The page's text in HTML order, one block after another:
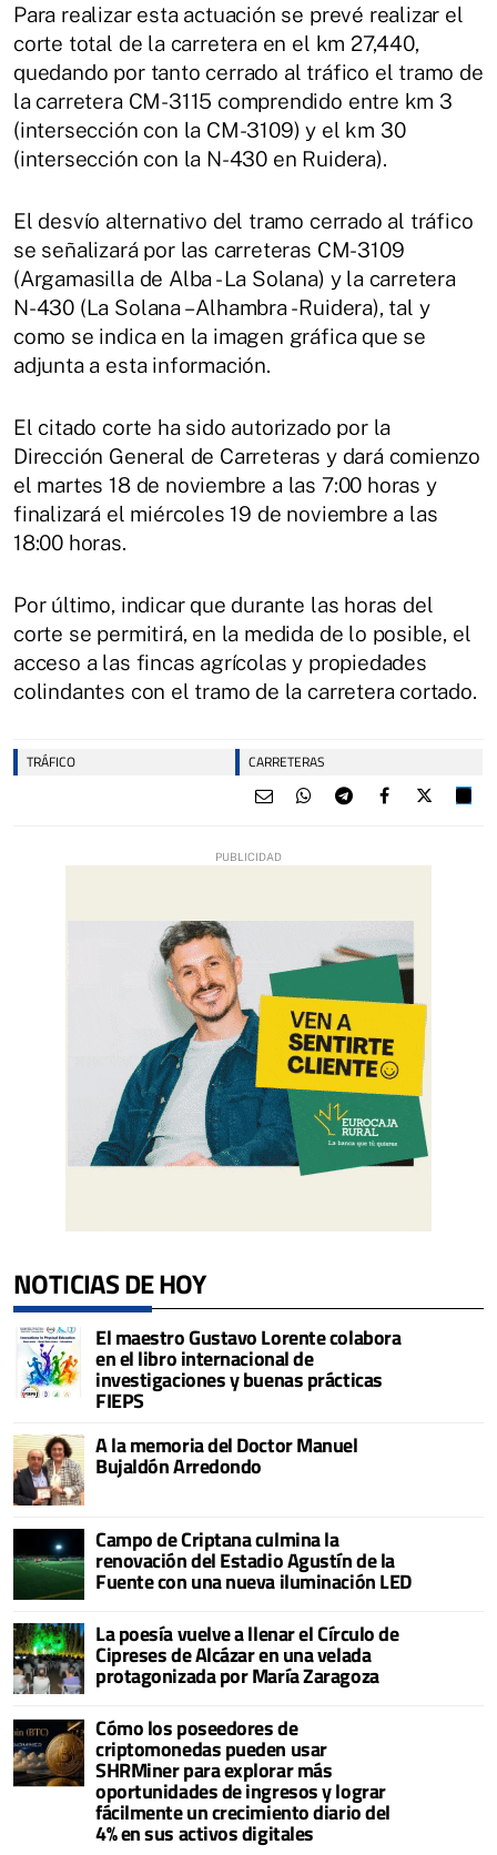
Para realizar esta actuación se prevé realizar el
corte total de la carretera en el km 27,440,
quedando por tanto cerrado al tráfico el tramo de
la carretera CM-3115 comprendido entre km 3
(intersección con la CM-3109) y el km 30
(intersección con la N-430 en Ruidera).
El desvío alternativo del tramo cerrado al tráfico
se señalizará por las carreteras CM-3109
(Argamasilla de Alba - La Solana) y la carretera
N-430 (La Solana – Alhambra - Ruidera), tal y
como se indica en la imagen gráfica que se
adjunta a esta información.
El citado corte ha sido autorizado por la
Dirección General de Carreteras y dará comienzo
el martes 18 de noviembre a las 7:00 horas y
finalizará el miércoles 19 de noviembre a las
18:00 horas.
Por último, indicar que durante las horas del
corte se permitirá, en la medida de lo posible, el
acceso a las fincas agrícolas y propiedades
colindantes con el tramo de la carretera cortado.
TRÁFICO CARRETERAS
NOTICIAS DE HOY
El maestro Gustavo Lorente colabora
en el libro internacional de
investigaciones y buenas prácticas
FIEPS
A la memoria del Doctor Manuel
Bujaldón Arredondo
Campo de Criptana culmina la
renovación del Estadio Agustín de la
Fuente con una nueva iluminación LED
La poesía vuelve a llenar el Círculo de
Cipreses de Alcázar en una velada
protagonizada por María Zaragoza
Cómo los poseedores de
criptomonedas pueden usar
SHRMiner para explorar más
oportunidades de ingresos y lograr
fácilmente un crecimiento diario del
4% en sus activos digitales